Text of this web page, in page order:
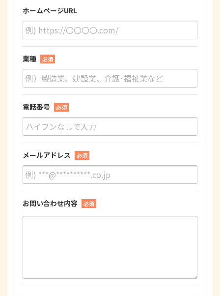
ホームページURL
業種 必須
電話番号 必須
メールアドレス 必須
お問い合わせ内容 必須